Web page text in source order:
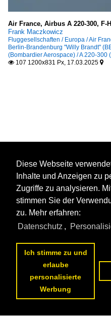
Air France, Airbus A 220-300, F-
Frank Maczkowicz
Fluggesellschaften / Europa / Air
Berlin-Brandenburg "Willy Brandt"
(Bombardier Aerospace) / A 220-300
 107 1200x831 Px, 17.03.2025 
Diese Webseite
Inhalte und Anzeigen zu
Zugriffe zu analysieren.
stimmen Sie der
zu. Mehr erfahren:
Datenschutz ,
Ich stimme zu und
erlaube
personalisierte
Werbung